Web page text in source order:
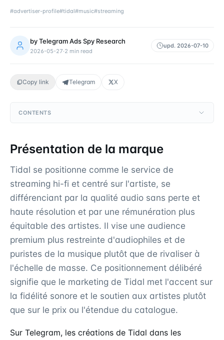
#advertiser-profile#tidal#music#streaming
byTelegram Ads Spy Research
2026-05-27·2 min read
upd. 2026-07-10
Copy link Telegram X
CONTENTS
Présentation de la marque
Tidal se positionne comme le service de
streaming hi-fi et centré sur l'artiste, se
différenciant par la qualité audio sans perte et
haute résolution et par une rémunération plus
équitable des artistes. Il vise une audience
premium plus restreinte d'audiophiles et de
puristes de la musique plutôt que de rivaliser à
l'échelle de masse. Ce positionnement délibéré
signifie que le marketing de Tidal met l'accent sur
la fidélité sonore et le soutien aux artistes plutôt
que sur le prix ou l'étendue du catalogue.
Sur Telegram, les créations de Tidal dans les